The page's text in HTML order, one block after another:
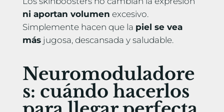
ni aportan volumen excesivo.
Simplemente hacen que la piel se vea
másjugosa, descansada y saludable.
Neuromoduladore
s: cuándo hacerlos